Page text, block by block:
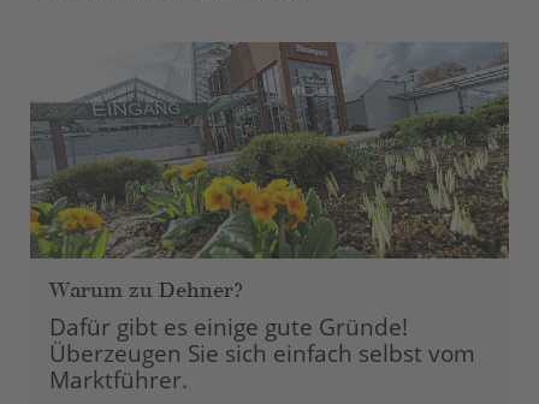
Warum zu Dehner?
Dafür gibt es einige gute Gründe!
Überzeugen Sie sich einfach selbst vom
Marktführer.